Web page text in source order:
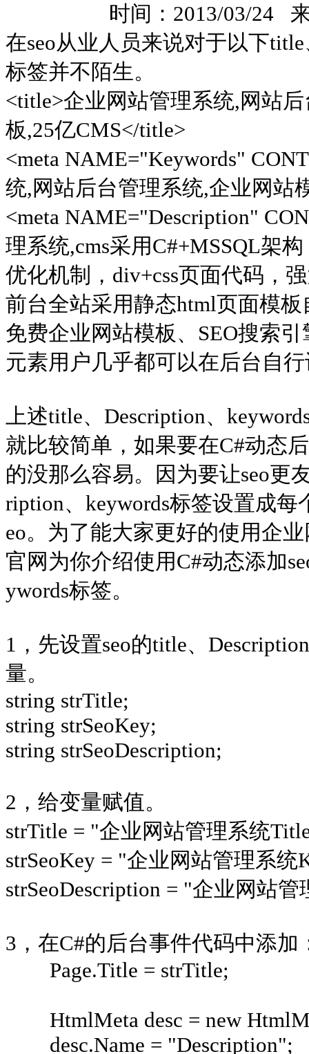
时间：2013/03/24
在seo从业人员来说对于以下
标签并不陌生。
<title>企业网站管理系统,网站
板,25亿CMS</title>
<meta NAME="Keywords"
统,网站后台管理系统,企业网站
<meta NAME="Description"
理系统,cms采用C#+MSSQL架
优化机制，div+css页面代码，
前台全站采用静态html页面模
免费企业网站模板、SEO搜索
元素用户几乎都可以在后台自
上述title、Description、
就比较简单，如果要在C#动态
的没那么容易。因为要让seo更
ription、keywords标签设置成
eo。为了能大家更好的使用企
官网为你介绍使用C#动态添加
ywords标签。
1，先设置seo的title、
量。
string strTitle;
string strSeoKey;
string strSeoDescription;
2，给变量赋值。
strTitle = "企业网站管理系统
strSeoKey = "企业网站管理系统
strSeoDescription = "企业网站
3，在C#的后台事件代码中添加
Page.Title = strTitle;
HtmlMeta desc = new
desc.Name = "Description";